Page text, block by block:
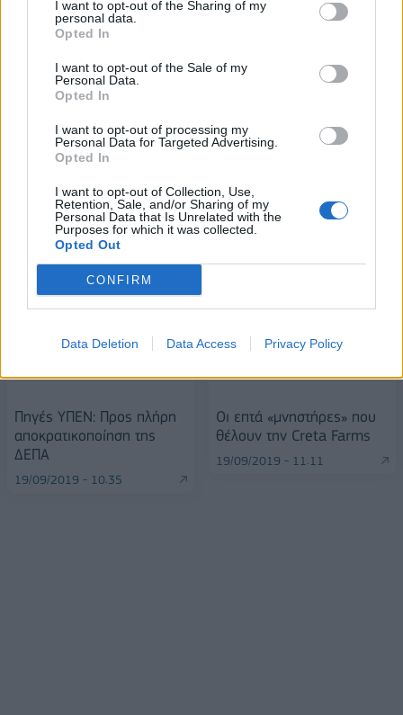
I want to opt-out of the Sharing of my
personal data.
Opted In
I want to opt-out of the Sale of my
Personal Data.
Opted In
I want to opt-out of processing my
Personal Data for Targeted Advertising.
Opted In
I want to opt-out of Collection, Use,
Retention, Sale, and/or Sharing of my
Personal Data that Is Unrelated with the
Purposes for which it was collected.
Opted Out
CONFIRM
Data Deletion Data Access Privacy Policy
FTSE4Good
Alpha Bank: Για πρώτη φορά το Αρχαίο Θέατρο Επιδαύρου άνοιξε τις
πύλες του σε όλους
ESG Report 2025: Πώς η ΑΒ Βασιλόπουλος μετατρέπει τη
ΠΕΡΙΣΣΌΤΕΡΑ ΣΕ ΑΥΤΉ ΤΗΝ ΚΑΤΗΓΟΡΊΑ
Πηγές ΥΠΕΝ: Προς πλήρη
αποκρατικοποίηση της
ΔΕΠΑ
19/09/2019 - 10:35
Οι επτά «μνηστήρες» που
θέλουν την Creta Farms
19/09/2019 - 11:11